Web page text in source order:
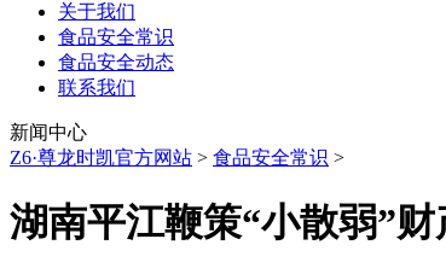
关于我们
食品安全常识
食品安全动态
联系我们
新闻中心
Z6·尊龙时凯官方网站 > 食品安全常识 >
湖南平江鞭策“小散弱”